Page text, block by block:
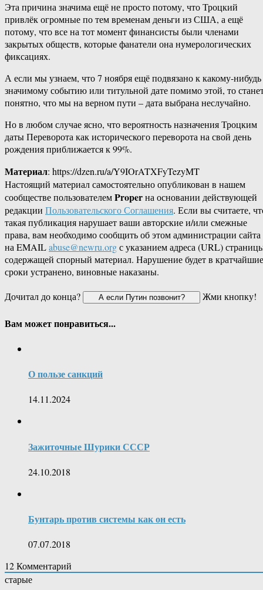
Эта причина значима ещё не просто потому, что Троцкий
привлёк огромные по тем временам деньги из США, а ещё
потому, что все на тот момент финансисты были членами
закрытых обществ, которые фанатели она нумерологических
фиксациях.
А если мы узнаем, что 7 ноября ещё подвязано к какому-нибудь
значимому событию или титульной дате помимо этой, то
понятно, что мы на верном пути – дата выбрана неслучайно.
Но в любом случае ясно, что вероятность назначения Троцким
даты Переворота как исторического переворота на свой день
рождения приближается к 99%.
Материал: https://dzen.ru/a/Y9IOrATXFyTezyMT
Настоящий материал самостоятельно опубликован в нашем
сообществе пользователемProperна основании действующей
редакции Пользовательского Соглашения. Если вы считаете,
такая публикация нарушает ваши авторские и/или смежные
права, вам необходимо сообщить об этом администрации сайта
на EMAILabuse@newru.orgс указанием адреса (URL)
содержащей спорный материал. Нарушение будет в кратчайшие
сроки устранено, виновные наказаны.
Дочитал до конца?
Жми кнопку!
Вам может понравиться...
О пользе санкций
14.11.2024
Зажиточные Шурики СССР
24.10.2018
Бунтарь против системы как он есть
07.07.2018
12Комментарий
старые